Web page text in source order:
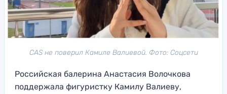
САS не поверил Камиле Валиевой. Фото: Соцсети
Российская балерина Анастасия Волочкова
поддержала фигуристку Камилу Валиеву,